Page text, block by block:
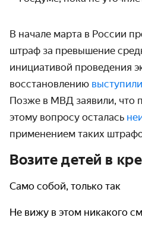
В начале марта в России
штраф за превышение
инициативой проведения
восстановлению выступили
Позже в МВД заявили, что
этому вопросу осталась
применением таких
Возите детей в
Само собой, только так
Не вижу в этом никакого